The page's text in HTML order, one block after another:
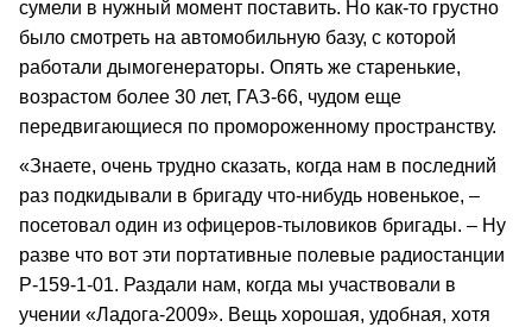
сумели в нужный момент поставить. Но как-то грустно
было смотреть на автомобильную базу, с которой
работали дымогенераторы. Опять же старенькие,
возрастом более 30 лет, ГАЗ-66, чудом еще
передвигающиеся по промороженному пространству.
«Знаете, очень трудно сказать, когда нам в последний
раз подкидывали в бригаду что-нибудь новенькое, –
посетовал один из офицеров-тыловиков бригады. – Ну
разве что вот эти портативные полевые радиостанции
Р-159-1-01. Раздали нам, когда мы участвовали в
учении «Ладога-2009». Вещь хорошая, удобная, хотя